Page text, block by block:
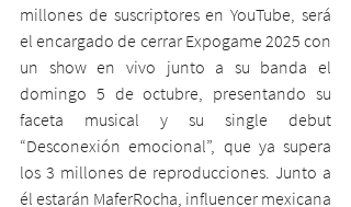
millones de suscriptores en YouTube, será
el encargado de cerrar Expogame 2025 con
un show en vivo junto a su banda el
domingo 5 de octubre, presentando su
faceta musical y su single debut
“Desconexión emocional”, que ya supera
los 3 millones de reproducciones. Junto a
él estarán MaferRocha, influencer mexicana